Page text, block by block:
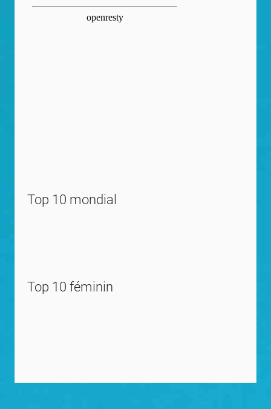
Top 10 mondial
Top 10 féminin